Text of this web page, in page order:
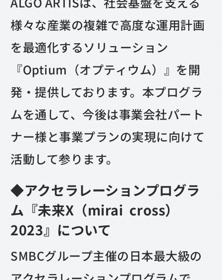
様々な産業の複雑で高度な運用計画
を最適化するソリューション
『Optium（オプティウム）』を開
発・提供しております。本プログラ
ムを通して、今後は事業会社パート
ナー様と事業プランの実現に向けて
活動して参ります。
◆アクセラレーションプログラ
ム『未来X（mirai cross）
2023』について
SMBCグループ主催の日本最大級の